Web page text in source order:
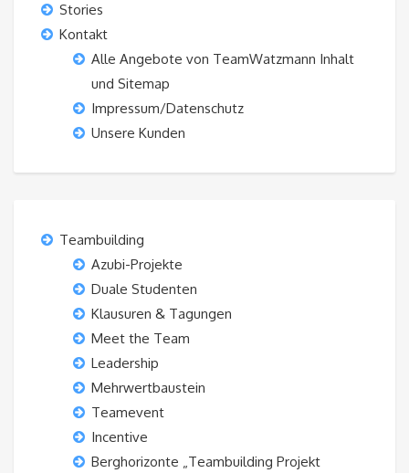
Stories
Kontakt
Alle Angebote von TeamWatzmann Inhalt
und Sitemap
Impressum/Datenschutz
Unsere Kunden
Teambuilding
Azubi-Projekte
Duale Studenten
Klausuren & Tagungen
Meet the Team
Leadership
Mehrwertbaustein
Teamevent
Incentive
Berghorizonte „Teambuilding Projekt